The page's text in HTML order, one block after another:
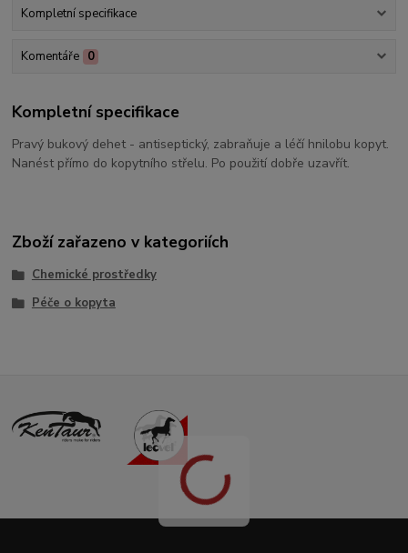
Kompletní specifikace
Komentáře 0
Kompletní specifikace
Pravý bukový dehet - antiseptický, zabraňuje a léčí hnilobu kopyt.
Nanést přímo do kopytního střelu. Po použití dobře uzavřít.
Zboží zařazeno v kategoriích
Chemické prostředky
Péče o kopyta